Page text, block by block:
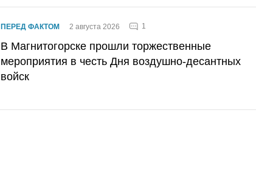
ПЕРЕД ФАКТОМ 2 августа 2026 1
В Магнитогорске прошли торжественные
мероприятия в честь Дня воздушно-десантных
войск